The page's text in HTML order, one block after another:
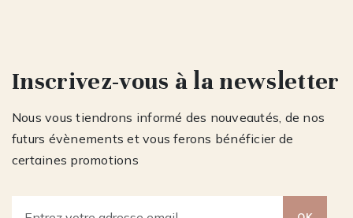
Inscrivez-vous à la newsletter
Nous vous tiendrons informé des nouveautés, de nos
futurs évènements et vous ferons bénéficier de
certaines promotions